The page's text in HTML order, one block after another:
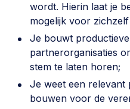
wordt. Hierin laat je
mogelijk voor
Je bouwt
partnerorganisaties
stem te laten horen;
Je weet een relevant
bouwen voor de